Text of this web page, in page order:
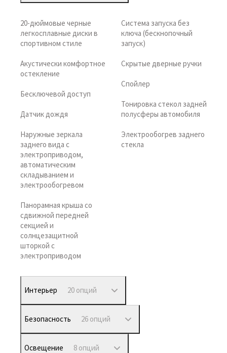
20-дюймовые черные
легкосплавные диски в
спортивном стиле
Акустически комфортное
остекление
Бесключевой доступ
Датчик дождя
Наружные зеркала
заднего вида с
электроприводом,
автоматическим
складыванием и
электрообогревом
Панорамная крыша со
сдвижной передней
секцией и
солнцезащитной
шторкой с
электроприводом
Система запуска без
ключа (бескнопочный
запуск)
Скрытые дверные ручки
Спойлер
Тонировка стекол задней
полусферы автомобиля
Электрообогрев заднего
стекла
Интерьер 20 опций
Безопасность 26 опций
Освещение 8 опций